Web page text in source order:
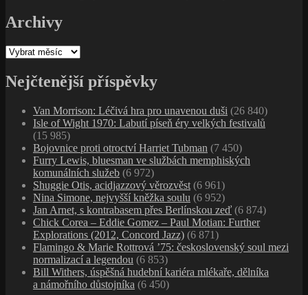
Archivy
Archivy
Nejčtenější příspěvky
Van Morrison: Léčivá hra pro unavenou duši (26 840)
Isle of Wight 1970: Labutí píseň éry velkých festivalů
(15 985)
Bojovnice proti otroctví Harriet Tubman (7 450)
Furry Lewis, bluesman ve službách memphiských
komunálních služeb (6 972)
Shuggie Otis, acidjazzový věrozvěst (6 961)
Nina Simone, nejvyšší kněžka soulu (6 952)
Jan Arnet, s kontrabasem přes Berlínskou zeď (6 874)
Chick Corea – Eddie Gomez – Paul Motian: Further
Explorations (2012, Concord Jazz) (6 871)
Flamingo & Marie Rottrová ’75: československý soul mezi
normalizací a legendou (6 853)
Bill Withers, úspěšná hudební kariéra mlékaře, dělníka
a námořního důstojníka (6 450)